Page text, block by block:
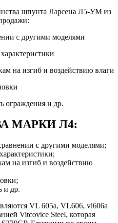
шпунта Ларсена Л5-УМ из
с другими моделями
на изгиб и воздействию влаги
ограждения и др.
МАРКИ Л4:
с другими моделями;
на изгиб и воздействию
и др.
VL 605a, VL606, vl606a
Vitcovice Steel, которая